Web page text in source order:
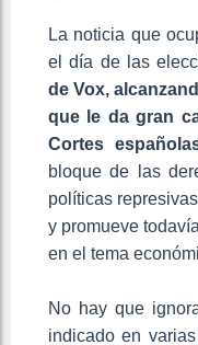
La noticia que
el día de las
de Vox,
que le da gran
Cortes
bloque de las
políticas
y promueve
en el tema
No hay que
indicado en